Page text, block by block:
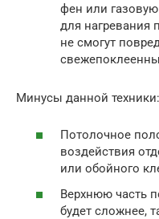
фен или
для нагревания
не смогут
Минусы данной техники:
Потолочное
воздействия
или обойного
Верхнюю часть
будет сложнее,